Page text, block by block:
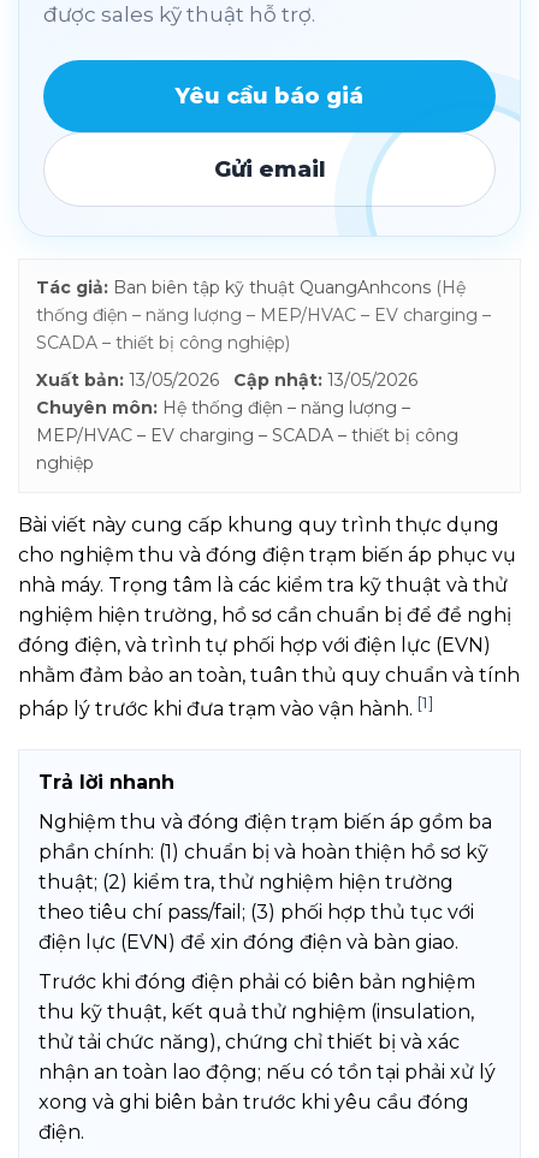
được sales kỹ thuật hỗ trợ.
Yêu cầu báo giá
Gửi email
Tác giả: Ban biên tập kỹ thuật QuangAnhcons (Hệ
thống điện – năng lượng – MEP/HVAC – EV charging –
SCADA – thiết bị công nghiệp)
Xuất bản: 13/05/2026 Cập nhật: 13/05/2026
Chuyên môn: Hệ thống điện – năng lượng –
MEP/HVAC – EV charging – SCADA – thiết bị công
nghiệp
Bài viết này cung cấp khung quy trình thực dụng
cho nghiệm thu và đóng điện trạm biến áp phục vụ
nhà máy. Trọng tâm là các kiểm tra kỹ thuật và thử
nghiệm hiện trường, hồ sơ cần chuẩn bị để đề nghị
đóng điện, và trình tự phối hợp với điện lực (EVN)
nhằm đảm bảo an toàn, tuân thủ quy chuẩn và tính
pháp lý trước khi đưa trạm vào vận hành. [1]
Trả lời nhanh
Nghiệm thu và đóng điện trạm biến áp gồm ba
phần chính: (1) chuẩn bị và hoàn thiện hồ sơ kỹ
thuật; (2) kiểm tra, thử nghiệm hiện trường
theo tiêu chí pass/fail; (3) phối hợp thủ tục với
điện lực (EVN) để xin đóng điện và bàn giao.
Trước khi đóng điện phải có biên bản nghiệm
thu kỹ thuật, kết quả thử nghiệm (insulation,
thử tải chức năng), chứng chỉ thiết bị và xác
nhận an toàn lao động; nếu có tồn tại phải xử lý
xong và ghi biên bản trước khi yêu cầu đóng
điện.